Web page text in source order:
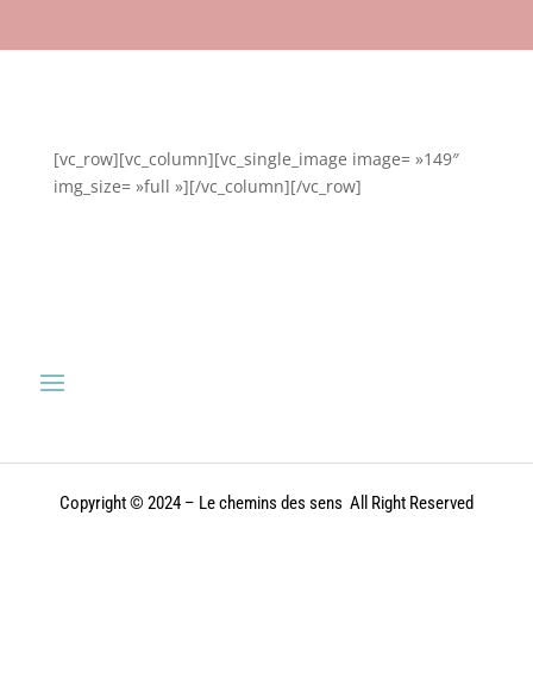
[vc_row][vc_column][vc_single_image image= »149″
img_size= »full »][/vc_column][/vc_row]
Copyright © 2024 – Le chemins des sens All Right Reserved